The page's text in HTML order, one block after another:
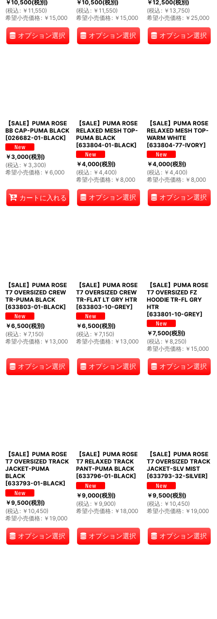
￥10,500(税別)
(税込 : ￥ 11,550)
希望小売価格: ￥ 15,000
オプション選択
￥10,500(税別)
(税込 : ￥ 11,550)
希望小売価格: ￥ 15,000
オプション選択
￥12,500(税別)
(税込 : ￥ 13,750)
希望小売価格: ￥ 25,000
オプション選択
【SALE】PUMA ROSE
BB CAP-PUMA BLACK
[026682-01-BLACK]
￥3,000(税別)
(税込 : ￥ 3,300)
希望小売価格: ￥ 6,000
カートに入れる
【SALE】PUMA ROSE
RELAXED MESH TOP-
PUMA BLACK
[633804-01-BLACK]
￥4,000(税別)
(税込 : ￥ 4,400)
希望小売価格: ￥ 8,000
オプション選択
【SALE】PUMA ROSE
RELAXED MESH TOP-
WARM WHITE
[633804-77-IVORY]
￥4,000(税別)
(税込 : ￥ 4,400)
希望小売価格: ￥ 8,000
オプション選択
【SALE】PUMA ROSE
T7 OVERSIZED CREW
TR-PUMA BLACK
[633803-01-BLACK]
￥6,500(税別)
(税込 : ￥ 7,150)
希望小売価格: ￥ 13,000
オプション選択
【SALE】PUMA ROSE
T7 OVERSIZED CREW
TR-FLAT LT GRY HTR
[633803-10-GREY]
￥6,500(税別)
(税込 : ￥ 7,150)
希望小売価格: ￥ 13,000
オプション選択
【SALE】PUMA ROSE
T7 OVERSIZED FZ
HOODIE TR-FL GRY
HTR
[633801-10-GREY]
￥7,500(税別)
(税込 : ￥ 8,250)
希望小売価格: ￥ 15,000
オプション選択
【SALE】PUMA ROSE
T7 OVERSIZED TRACK
JACKET-PUMA
BLACK
[633793-01-BLACK]
￥9,500(税別)
(税込 : ￥ 10,450)
希望小売価格: ￥ 19,000
オプション選択
【SALE】PUMA ROSE
T7 RELAXED TRACK
PANT-PUMA BLACK
[633796-01-BLACK]
￥9,000(税別)
(税込 : ￥ 9,900)
希望小売価格: ￥ 18,000
オプション選択
【SALE】PUMA ROSE
T7 OVERSIZED TRACK
JACKET-SLV MIST
[633793-32-SILVER]
￥9,500(税別)
(税込 : ￥ 10,450)
希望小売価格: ￥ 19,000
オプション選択